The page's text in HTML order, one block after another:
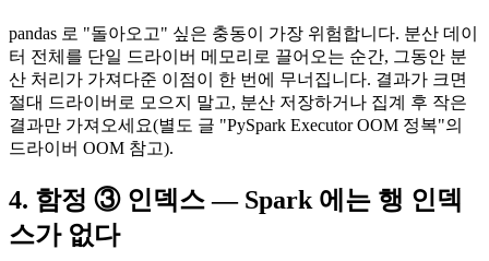
pandas 로 "돌아오고" 싶은 충동이 가장 위험합니다. 분산 데이
터 전체를 단일 드라이버 메모리로 끌어오는 순간, 그동안 분
산 처리가 가져다준 이점이 한 번에 무너집니다. 결과가 크면
절대 드라이버로 모으지 말고, 분산 저장하거나 집계 후 작은
결과만 가져오세요(별도 글 "PySpark Executor OOM 정복"의
드라이버 OOM 참고).
4. 함정 ③ 인덱스 — Spark 에는 행 인덱
스가 없다